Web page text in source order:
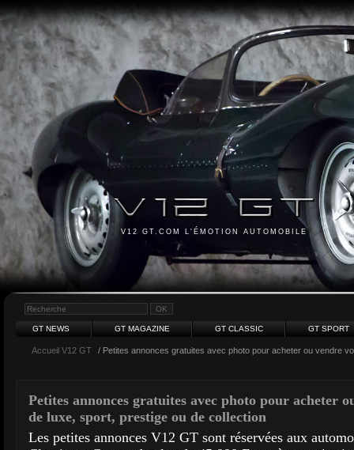
V12 GT.COM L'ÉMOTION AUTOMOBILE
GT NEWS GT MAGAZINE GT CLASSIC GT SPORT
Accueil V12 GT / Petites annonces gratuites avec photo pour acheter ou vendre
Petites annonces gratuites avec photo pour acheter
de luxe, sport, prestige ou de collection
Les petites annonces V12 GT sont réservées aux